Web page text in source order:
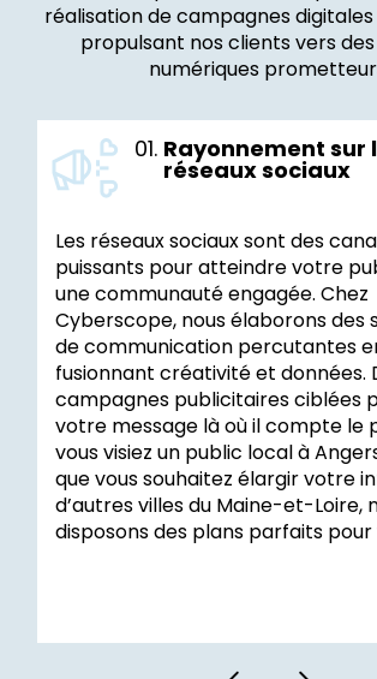
réalisation de campagnes
propulsant nos clients vers
numériques
01. Rayonnement sur
réseaux sociaux
Les réseaux sociaux sont des
puissants pour atteindre votre
une communauté engagée. Chez
Cyberscope, nous élaborons des
de communication percutantes
fusionnant créativité et données.
campagnes publicitaires ciblées
votre message là où il compte le
vous visiez un public local à
que vous souhaitez élargir votre
d’autres villes du Maine-et-Loire,
disposons des plans parfaits pour